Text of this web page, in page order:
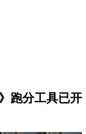
跑分工具已开